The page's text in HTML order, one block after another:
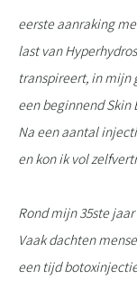
eerste aanraking
last van
transpireert, in mijn
een beginnend Skin
Na een aantal
en kon ik vol
Rond mijn 35ste
Vaak dachten
een tijd